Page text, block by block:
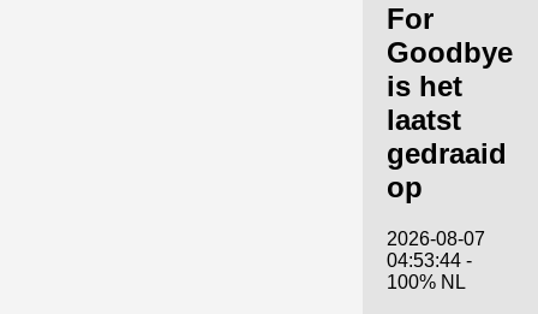
For
Goodbye
is het
laatst
gedraaid
op
2026-08-07
04:53:44 -
100% NL